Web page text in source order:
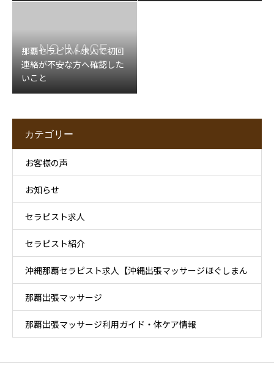
那覇セラピスト求人で初回
連絡が不安な方へ確認した
いこと
カテゴリー
お客様の声
お知らせ
セラピスト求人
セラピスト紹介
沖縄那覇セラピスト求人【沖縄出張マッサージほぐしまん
那覇店】
那覇出張マッサージ
那覇出張マッサージ利用ガイド・体ケア情報